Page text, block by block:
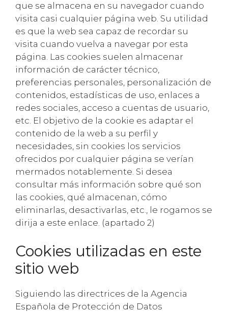
que se almacena en su navegador cuando
visita casi cualquier página web. Su utilidad
es que la web sea capaz de recordar su
visita cuando vuelva a navegar por esta
página. Las cookies suelen almacenar
información de carácter técnico,
preferencias personales, personalización de
contenidos, estadísticas de uso, enlaces a
redes sociales, acceso a cuentas de usuario,
etc. El objetivo de la cookie es adaptar el
contenido de la web a su perfil y
necesidades, sin cookies los servicios
ofrecidos por cualquier página se verían
mermados notablemente. Si desea
consultar más información sobre qué son
las cookies, qué almacenan, cómo
eliminarlas, desactivarlas, etc., le rogamos se
dirija a este enlace. (apartado 2)
Cookies utilizadas en este
sitio web
Siguiendo las directrices de la Agencia
Española de Protección de Datos